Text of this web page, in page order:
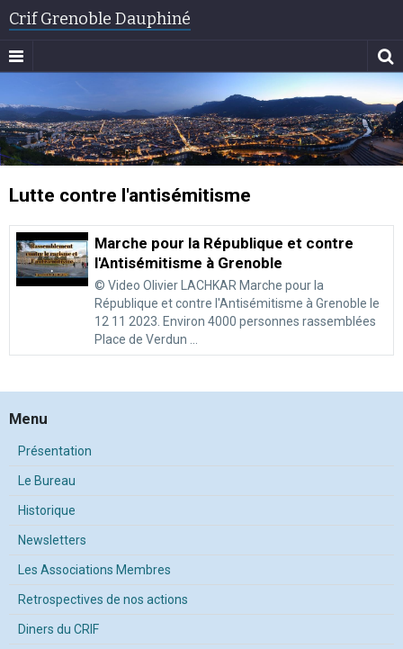
Crif Grenoble Dauphiné
Lutte contre l'antisémitisme
Marche pour la République et contre
l'Antisémitisme à Grenoble
© Video Olivier LACHKAR Marche pour la
République et contre l'Antisémitisme à Grenoble le
12 11 2023. Environ 4000 personnes rassemblées
Place de Verdun ...
Menu
Présentation
Le Bureau
Historique
Newsletters
Les Associations Membres
Retrospectives de nos actions
Diners du CRIF